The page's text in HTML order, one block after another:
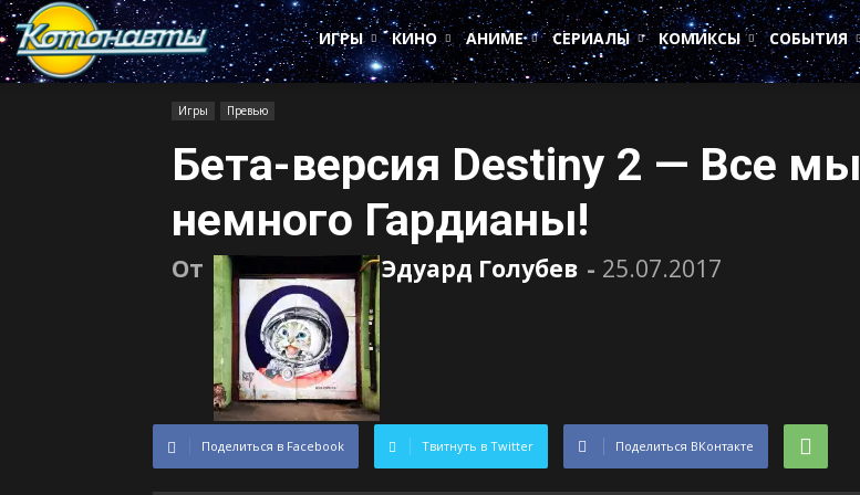
Котонавты
ИГРЫ
КИНО АНИМЕ СЕРИАЛЫ КОМИКСЫ СОБЫТИЯ
Игры Превью
Бета-версия Destiny 2 — Все мы
немного Гардианы!
От Эдуард Голубев - 25.07.2017
Поделиться в Facebook Твитнуть в Twitter Поделиться ВКонтакте